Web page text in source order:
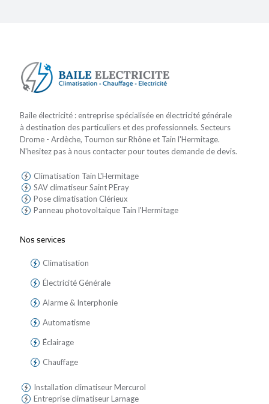
Baile électricité : entreprise spécialisée en électricité générale
à destination des particuliers et des professionnels. Secteurs
Drome - Ardèche, Tournon sur Rhône et Tain l'Hermitage.
N'hesitez pas à nous contacter pour toutes demande de devis.
Climatisation Tain L'Hermitage
SAV climatiseur Saint PEray
Pose climatisation Clérieux
Panneau photovoltaique Tain l'Hermitage
Nos services
Climatisation
Électricité Générale
Alarme & Interphonie
Automatisme
Éclairage
Chauffage
Installation climatiseur Mercurol
Entreprise climatiseur Larnage